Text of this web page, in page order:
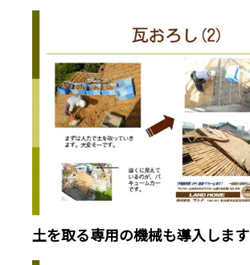
土を取る専用の機械も導入します